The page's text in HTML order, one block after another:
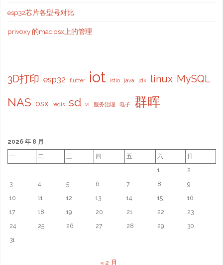
esp32芯片各型号对比
privoxy 的mac osx上的管理
3D打印 esp32 flutter iot istio java jdk linux MySQL
NAS osx redis sd vi 服务治理 电子 群晖
2026 年 8 月
一 二 三 四 五 六
日
1
2
3
4 5 6 7 8
9
10
11 12 13 14 15
16
17
18 19 20 21 22
23
24
25 26 27 28 29
30
31
« 2 月